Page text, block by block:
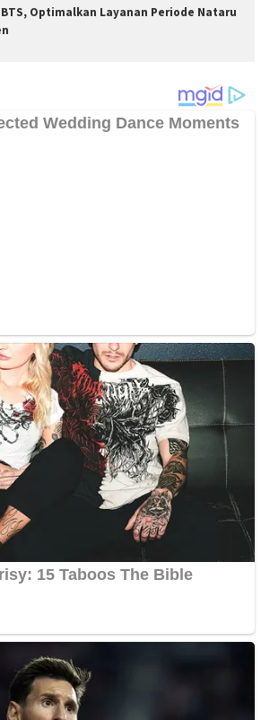
Optimalkan Layanan Periode Nataru